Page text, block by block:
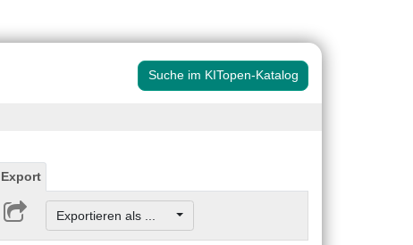
Suche im KITopen-Katalog
Export
Exportieren als ...